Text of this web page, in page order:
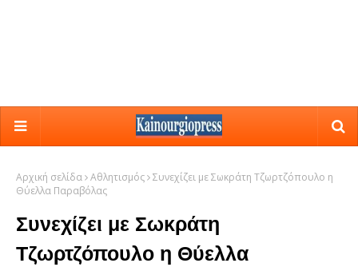
Αρχική σελίδα Αθλητισμός Συνεχίζει με Σωκράτη Τζωρτζόπουλο η
Θύελλα Παραβόλας
Συνεχίζει με Σωκράτη
Τζωρτζόπουλο η Θύελλα